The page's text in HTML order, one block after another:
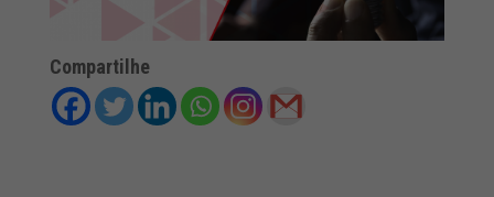
Compartilhe